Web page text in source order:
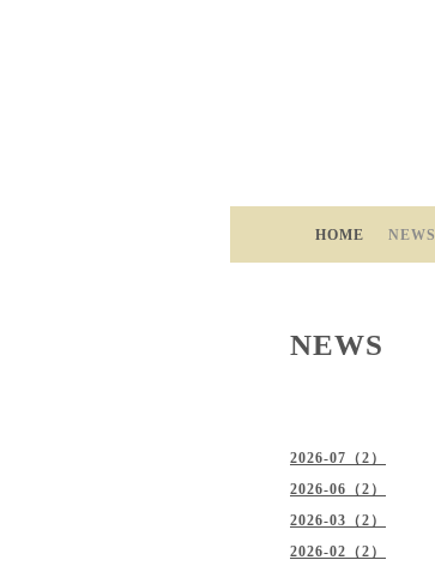
HOME NEWS
2026-07（2）
2026-06（2）
2026-03（2）
2026-02（2）
NEWS